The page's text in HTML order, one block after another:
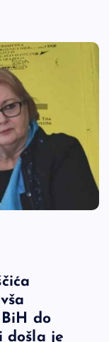
a
do
došla je